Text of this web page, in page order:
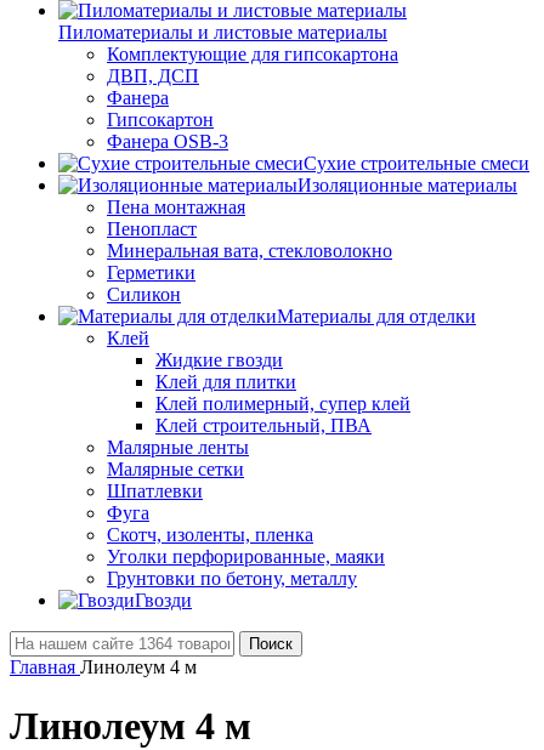
Пиломатериалы и листовые материалы
Комплектующие для гипсокартона
ДВП, ДСП
Фанера
Гипсокартон
Фанера OSB-3
Сухие строительные смеси
Изоляционные материалы
Пена монтажная
Пенопласт
Минеральная вата, стекловолокно
Герметики
Силикон
Материалы для отделки
Клей
Жидкие гвозди
Клей для плитки
Клей полимерный, супер клей
Клей строительный, ПВА
Малярные ленты
Малярные сетки
Шпатлевки
Фуга
Скотч, изоленты, пленка
Уголки перфорированные, маяки
Грунтовки по бетону, металлу
Гвозди
Поиск
Главная Линолеум 4 м
Линолеум 4 м